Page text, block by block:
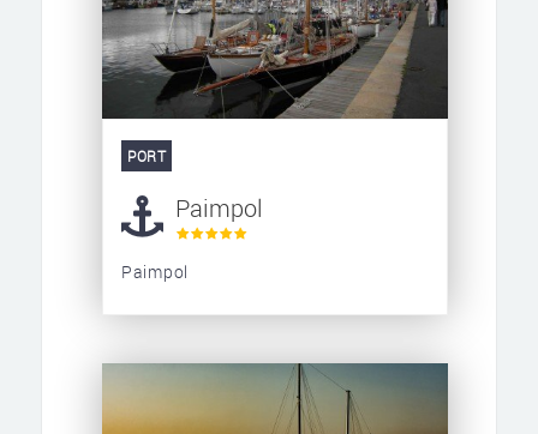
PORT
Paimpol
Paimpol